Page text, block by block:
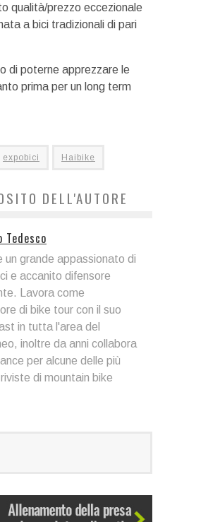
qualità/prezzo eccezionale
a bici tradizionali di pari
di poterne apprezzare le
prima per un long term
expobici Haibike
DELL'AUTORE
Tedesco
un grande appassionato di
e accanito difensore
Lavora come
di bike tour con il suo
in tutta l'area del
inoltre da anni collabora
per alcune delle più
di mountain bike